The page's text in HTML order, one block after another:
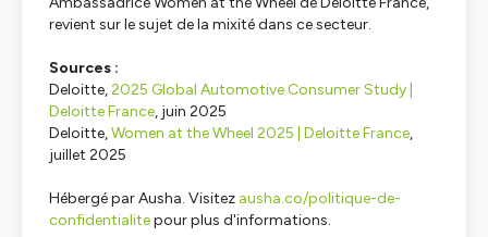
revient sur le sujet de la mixité dans ce secteur.
Sources :
Deloitte,2025 Global Automotive Consumer Study |
Deloitte France, juin 2025
Deloitte,Women at the Wheel 2025 | Deloitte France,
juillet 2025
Hébergé par Ausha. Visitez ausha.co/politique-de-
confidentialitepour plus d'informations.